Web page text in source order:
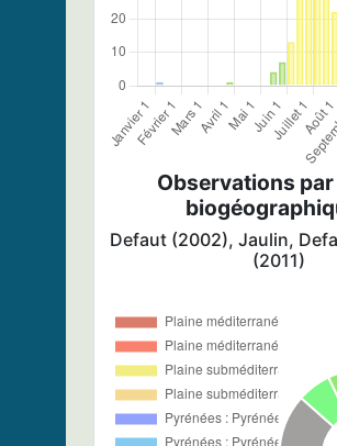
Observations
Defaut (2002), Jaulin,
(2011)